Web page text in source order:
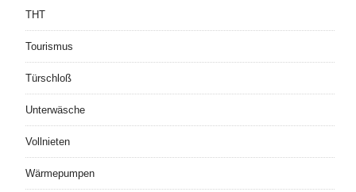
THT
Tourismus
Türschloß
Unterwäsche
Vollnieten
Wärmepumpen